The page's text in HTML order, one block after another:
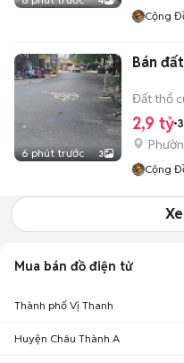
Cộng
6 phút trước 3
Bán
Đất thổ
2,9 tỷ
Cộng
Mua bán đồ điện tử
Thành phố Vị Thanh
Huyện Châu Thành A